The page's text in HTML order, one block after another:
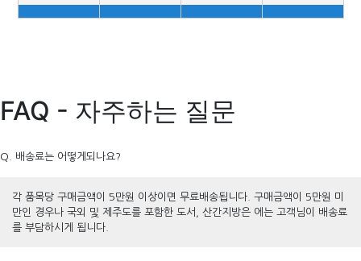
FAQ - 자주하는 질문
Q. 배송료는 어떻게되나요?
각 품목당 구매금액이 5만원 이상이면 무료배송됩니다. 구매금액이 5만원 미
만인 경우나 국외 및 제주도를 포함한 도서, 산간지방은 에는 고객님이 배송료
를 부담하시게 됩니다.